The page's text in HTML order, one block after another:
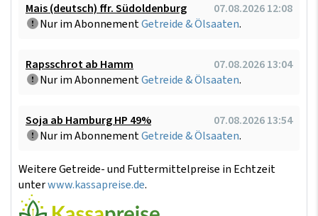
Mais (deutsch) ffr. Südoldenburg
07.08.2026 12:08
Nur im AbonnementGetreide & Ölsaaten.
Rapsschrot ab Hamm
07.08.2026 13:04
Nur im AbonnementGetreide & Ölsaaten.
Soja ab Hamburg HP 49%
07.08.2026 13:54
Nur im AbonnementGetreide & Ölsaaten.
Weitere Getreide- und Futtermittelpreise in Echtzeit
unterwww.kassapreise.de.